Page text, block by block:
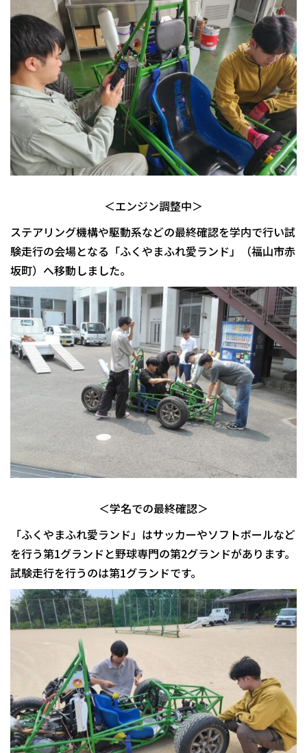
＜エンジン調整中＞
ステアリング機構や駆動系などの最終確認を学内で行い試
験走行の会場となる「ふくやまふれ愛ランド」（福山市赤
坂町）へ移動しました。
＜学名での最終確認＞
「ふくやまふれ愛ランド」はサッカーやソフトボールなど
を行う第1グランドと野球専門の第2グランドがあります。
試験走行を行うのは第1グランドです。